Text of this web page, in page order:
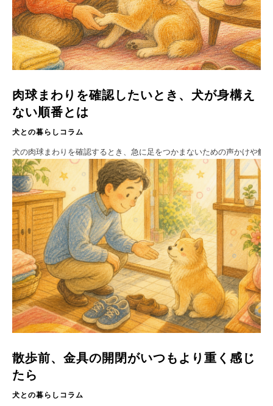
肉球まわりを確認したいとき、犬が身構え
ない順番とは
犬との暮らしコラム
犬の肉球まわりを確認するとき、急に足をつかまないための声かけや
散歩前、金具の開閉がいつもより重く感じ
たら
犬との暮らしコラム